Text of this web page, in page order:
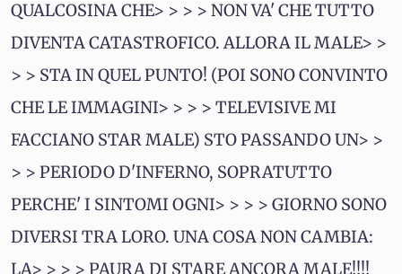
QUALCOSINA CHE> > > > NON VA' CHE TUTTO
DIVENTA CATASTROFICO. ALLORA IL MALE> >
> > STA IN QUEL PUNTO! (POI SONO CONVINTO
CHE LE IMMAGINI> > > > TELEVISIVE MI
FACCIANO STAR MALE) STO PASSANDO UN> >
> > PERIODO D'INFERNO, SOPRATUTTO
PERCHE' I SINTOMI OGNI> > > > GIORNO SONO
DIVERSI TRA LORO. UNA COSA NON CAMBIA:
LA> > > > PAURA DI STARE ANCORA MALE!!!!